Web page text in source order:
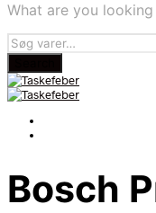
What are you
Bosch